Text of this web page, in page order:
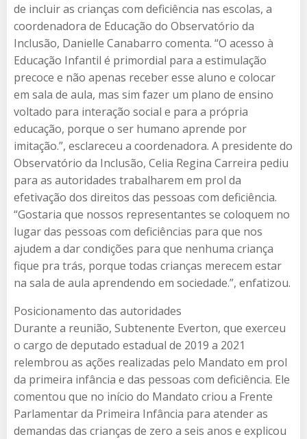
de incluir as crianças com deficiência nas escolas, a
coordenadora de Educação do Observatório da
Inclusão, Danielle Canabarro comenta. “O acesso à
Educação Infantil é primordial para a estimulação
precoce e não apenas receber esse aluno e colocar
em sala de aula, mas sim fazer um plano de ensino
voltado para interação social e para a própria
educação, porque o ser humano aprende por
imitação.”, esclareceu a coordenadora. A presidente do
Observatório da Inclusão, Celia Regina Carreira pediu
para as autoridades trabalharem em prol da
efetivação dos direitos das pessoas com deficiência.
“Gostaria que nossos representantes se coloquem no
lugar das pessoas com deficiências para que nos
ajudem a dar condições para que nenhuma criança
fique pra trás, porque todas crianças merecem estar
na sala de aula aprendendo em sociedade.”, enfatizou.
Posicionamento das autoridades
Durante a reunião, Subtenente Everton, que exerceu
o cargo de deputado estadual de 2019 a 2021
relembrou as ações realizadas pelo Mandato em prol
da primeira infância e das pessoas com deficiência. Ele
comentou que no início do Mandato criou a Frente
Parlamentar da Primeira Infância para atender as
demandas das crianças de zero a seis anos e explicou